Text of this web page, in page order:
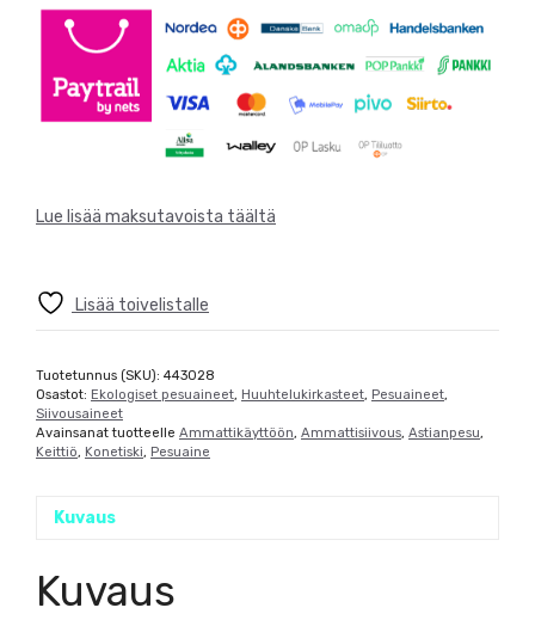
Lue lisää maksutavoista täältä
Lisää toivelistalle
Tuotetunnus (SKU): 443028
Osastot: Ekologiset pesuaineet, Huuhtelukirkasteet, Pesuaineet,
Siivousaineet
Avainsanat tuotteelle Ammattikäyttöön, Ammattisiivous, Astianpesu,
Keittiö, Konetiski, Pesuaine
Kuvaus
Kuvaus